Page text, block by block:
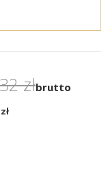
złbrutto